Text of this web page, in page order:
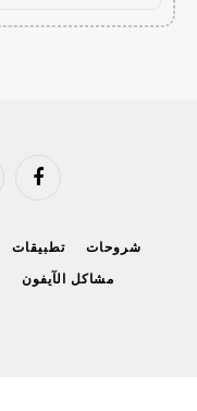
فيسبوك
شروحات تطبيقات
مشاكل الآيفون